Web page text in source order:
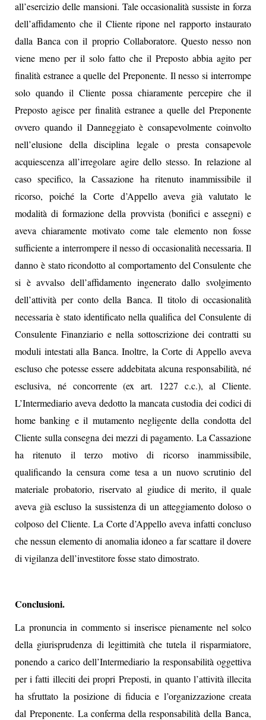
all’esercizio delle mansioni. Tale occasionalità sussiste in forza
dell’affidamento che il Cliente ripone nel rapporto instaurato
dalla Banca con il proprio Collaboratore. Questo nesso non
viene meno per il solo fatto che il Preposto abbia agito per
finalità estranee a quelle del Preponente. Il nesso si interrompe
solo quando il Cliente possa chiaramente percepire che il
Preposto agisce per finalità estranee a quelle del Preponente
ovvero quando il Danneggiato è consapevolmente coinvolto
nell’elusione della disciplina legale o presta consapevole
acquiescenza all’irregolare agire dello stesso. In relazione al
caso specifico, la Cassazione ha ritenuto inammissibile il
ricorso, poiché la Corte d’Appello aveva già valutato le
modalità di formazione della provvista (bonifici e assegni) e
aveva chiaramente motivato come tale elemento non fosse
sufficiente a interrompere il nesso di occasionalità necessaria. Il
danno è stato ricondotto al comportamento del Consulente che
si è avvalso dell’affidamento ingenerato dallo svolgimento
dell’attività per conto della Banca. Il titolo di occasionalità
necessaria è stato identificato nella qualifica del Consulente di
Consulente Finanziario e nella sottoscrizione dei contratti su
moduli intestati alla Banca. Inoltre, la Corte di Appello aveva
escluso che potesse essere addebitata alcuna responsabilità, né
esclusiva, né concorrente (ex art. 1227 c.c.), al Cliente.
L’Intermediario aveva dedotto la mancata custodia dei codici di
home banking e il mutamento negligente della condotta del
Cliente sulla consegna dei mezzi di pagamento. La Cassazione
ha ritenuto il terzo motivo di ricorso inammissibile,
qualificando la censura come tesa a un nuovo scrutinio del
materiale probatorio, riservato al giudice di merito, il quale
aveva già escluso la sussistenza di un atteggiamento doloso o
colposo del Cliente. La Corte d’Appello aveva infatti concluso
che nessun elemento di anomalia idoneo a far scattare il dovere
di vigilanza dell’investitore fosse stato dimostrato.
Conclusioni.
La pronuncia in commento si inserisce pienamente nel solco
della giurisprudenza di legittimità che tutela il risparmiatore,
ponendo a carico dell’Intermediario la responsabilità oggettiva
per i fatti illeciti dei propri Preposti, in quanto l’attività illecita
ha sfruttato la posizione di fiducia e l’organizzazione creata
dal Preponente. La conferma della responsabilità della Banca,